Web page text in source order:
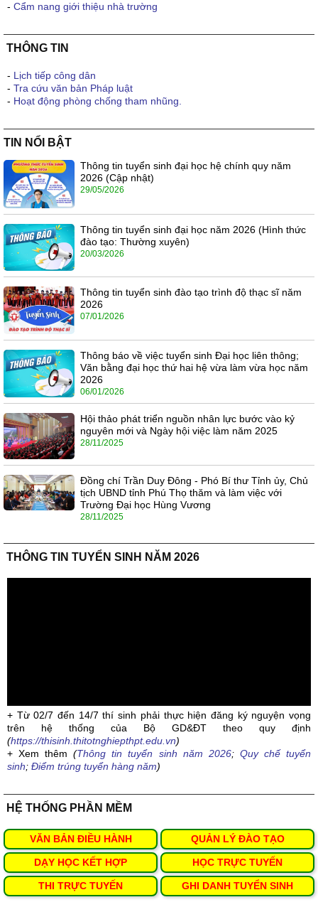
- Cẩm nang giới thiệu nhà trường
THÔNG TIN
- Lịch tiếp công dân
- Tra cứu văn bản Pháp luật
- Hoạt động phòng chống tham nhũng.
TIN NỔI BẬT
Thông tin tuyển sinh đại học hệ chính quy năm
2026 (Cập nhật)
29/05/2026
Thông tin tuyển sinh đại học năm 2026 (Hình thức
đào tạo: Thường xuyên)
20/03/2026
Thông tin tuyển sinh đào tạo trình độ thạc sĩ năm
2026
07/01/2026
Thông báo về việc tuyển sinh Đại học liên thông;
Văn bằng đại học thứ hai hệ vừa làm vừa học năm
2026
06/01/2026
Hội thảo phát triển nguồn nhân lực bước vào kỷ
nguyên mới và Ngày hội việc làm năm 2025
28/11/2025
Đồng chí Trần Duy Đông - Phó Bí thư Tỉnh ủy, Chủ
tịch UBND tỉnh Phú Thọ thăm và làm việc với
Trường Đại học Hùng Vương
28/11/2025
THÔNG TIN TUYỂN SINH NĂM 2026
+ Từ 02/7 đến 14/7 thí sinh phải thực hiện đăng ký nguyện vọng
trên hệ thống của Bộ GD&ĐT theo quy định
(https://thisinh.thitotnghiepthpt.edu.vn)
+ Xem thêm(Thông tin tuyển sinh năm 2026; Quy chế tuyển
sinh; Điểm trúng tuyển hàng năm)
HỆ THỐNG PHẦN MỀM
VĂN BẢN ĐIỀU HÀNH QUẢN LÝ ĐÀO TẠO
DẠY HỌC KẾT HỢP HỌC TRỰC TUYẾN
THI TRỰC TUYẾN GHI DANH TUYỂN SINH